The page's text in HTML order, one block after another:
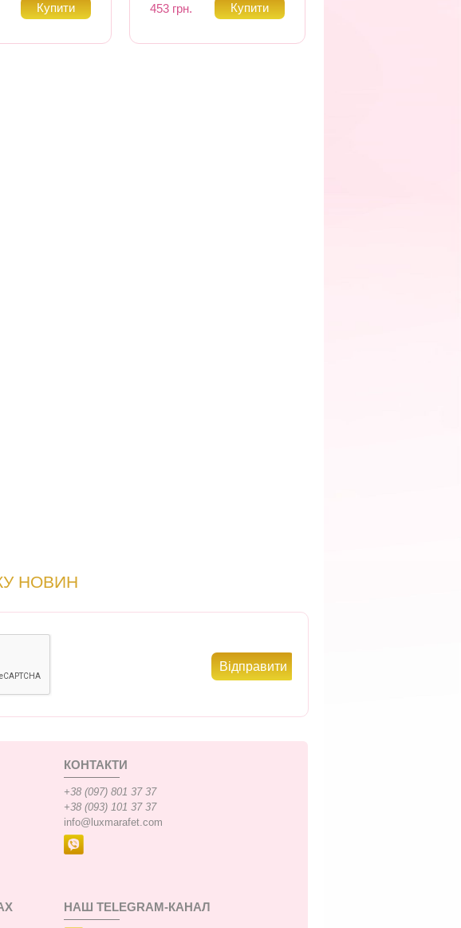
453 грн.
НОВИН
КОНТАКТИ
+38 (097) 801 37 37
+38 (093) 101 37 37
info@luxmarafet.com
НАШ TELEGRAM-КАНАЛ